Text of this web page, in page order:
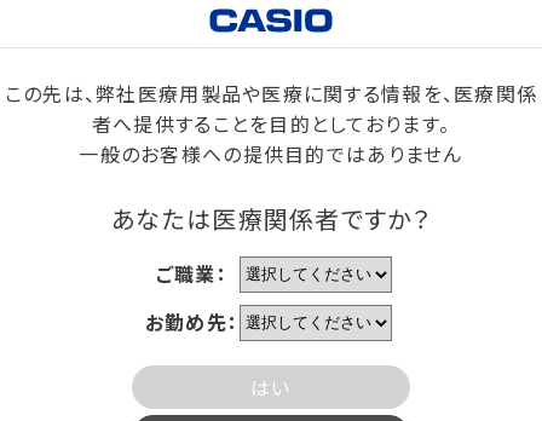
この先は、弊社医療用製品や医療に関する情報を、医療関係
者へ提供することを目的としております。
一般のお客様への提供目的ではありません
あなたは医療関係者ですか？
ご職業：
お勤め先：
はい